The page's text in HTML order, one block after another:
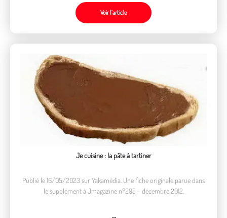
Voir l’article
Je cuisine : la pâte à tartiner
Publié le 16/05/2023 sur Yakamédia. Une fiche originale parue dans
le supplément à Jmagazine n°295 - décembre 2012.